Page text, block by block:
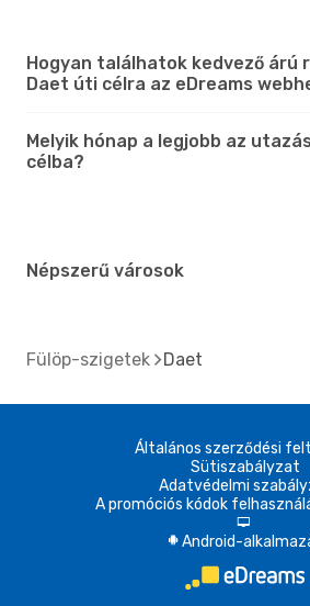
Hogyan találhatok kedvező árú
Daet úti célra az eDreams
Melyik hónap a legjobb az
célba?
Népszerű városok
Fülöp-szigetek Daet
Általános szerződési
Sütiszabályzat
Adatvédelmi
A promóciós kódok
d
A Android-